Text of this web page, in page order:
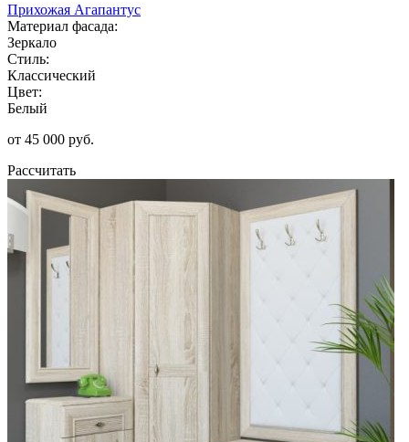
Прихожая Агапантус
Материал фасада:
Зеркало
Стиль:
Классический
Цвет:
Белый
от 45 000 руб.
Рассчитать